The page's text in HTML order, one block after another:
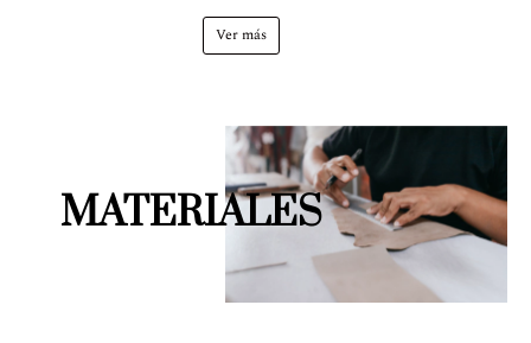
Ver más
MATERIALES